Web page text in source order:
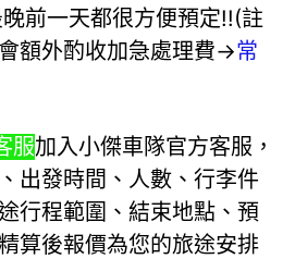
前一天都很方便預定!!(註
額外酌收加急處理費→常
服加入小傑車隊官方客服，
出發時間、人數、行李件
行程範圍、結束地點、預
算後報價為您的旅途安排